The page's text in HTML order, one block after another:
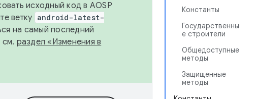
Константы
Государственны
е строители
Общедоступные
методы
Защищенные
методы
исходный код в AOSP
ветку android-latest-
на самый последний
см. раздел «Изменения в